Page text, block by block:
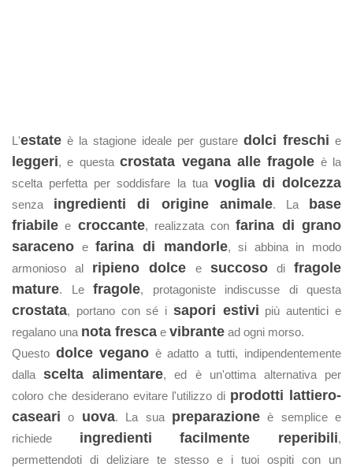
L'estate è la stagione ideale per gustare dolci freschi e
leggeri, e questacrostata vegana alle fragole è la
scelta perfetta per soddisfare la tua voglia di dolcezza
senza ingredienti di origine animale. La
base
friabile e croccante, realizzata confarina di grano
saraceno efarina di mandorle, si abbina in modo
armonioso al ripieno dolce e succosodifragole
mature. Le fragole, protagoniste indiscusse di questa
crostata, portano con sé i sapori estivi più autentici e
regalano una nota fresca e vibrante ad ogni morso.
Questo dolce vegano è adatto a tutti, indipendentemente
dallascelta alimentare, ed è un'ottima alternativa per
coloro che desiderano evitare l'utilizzo di prodotti lattiero-
caseari o uova. La sua preparazioneè semplice e
richiede ingredienti facilmente reperibili,
permettendoti di deliziare te stesso e i tuoi ospiti con un